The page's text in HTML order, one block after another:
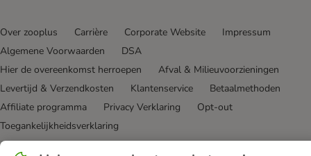
Over zooplus Carrière Corporate Website
Impressum
Algemene Voorwaarden
DSA
Hier de overeenkomst herroepen
Afval & Milieuvoorzieningen
Levertijd & Verzendkosten
Klantenservice
Betaalmethoden
Affiliate programma
Privacy Verklaring
Opt-out
Toegankelijkheidsverklaring
© zooplus SE 2026